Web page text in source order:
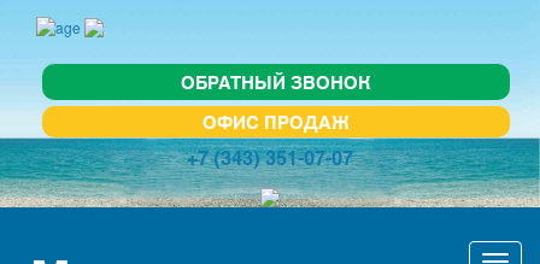
ОБРАТНЫЙ ЗВОНОК
ОФИС ПРОДАЖ
+7 (343) 351-07-07